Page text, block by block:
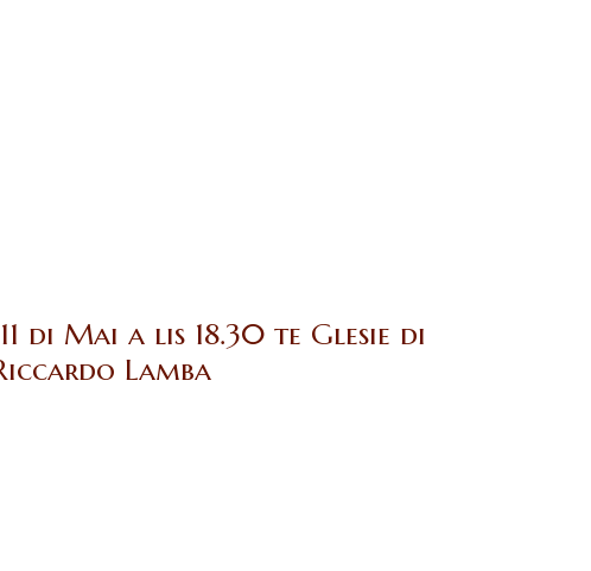
di Mai a lis 18.30 te Glesie di
Lamba